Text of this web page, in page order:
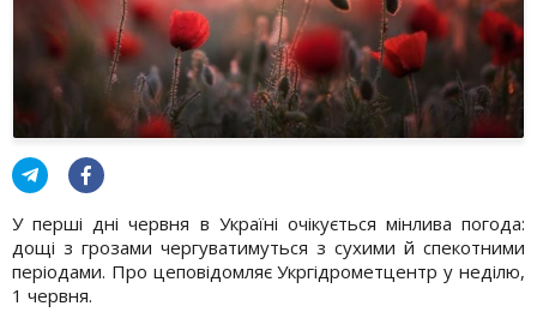
У перші дні червня в Україні очікується мінлива погода:
дощі з грозами чергуватимуться з сухими й спекотними
періодами. Про цеповідомляє Укргідрометцентр у неділю,
1 червня.